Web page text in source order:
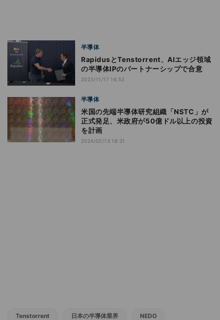
半導体
RapidusとTenstorrent、AIエッジ領域
の半導体IPのパートナーシップで合意
2023/11/17 16:53
半導体
米国の先端半導体研究組織「NSTC」が
正式発足、米政府が50億ドル以上の投資
を計画
2024/02/13 18:31
Tenstorrent 日本の半導体業界 NEDO